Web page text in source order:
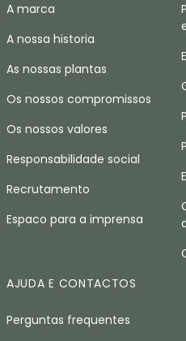
A marca
A nossa historia
As nossas plantas
Os nossos compromissos
Os nossos valores
Responsabilidade social
Recrutamento
Espaco para a imprensa
AJUDA E CONTACTOS
Perguntas frequentes